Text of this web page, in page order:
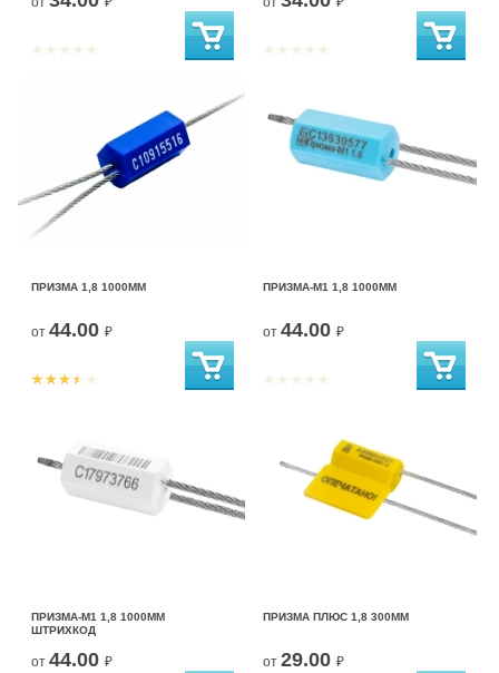
ПРИЗМА 1,8 1000ММ
от 44.00 ₽
ПРИЗМА-М1 1,8 1000ММ
от 44.00 ₽
ПРИЗМА-М1 1,8 1000ММ
ШТРИХКОД
от 44.00 ₽
ПРИЗМА ПЛЮС 1,8 300ММ
от 29.00 ₽